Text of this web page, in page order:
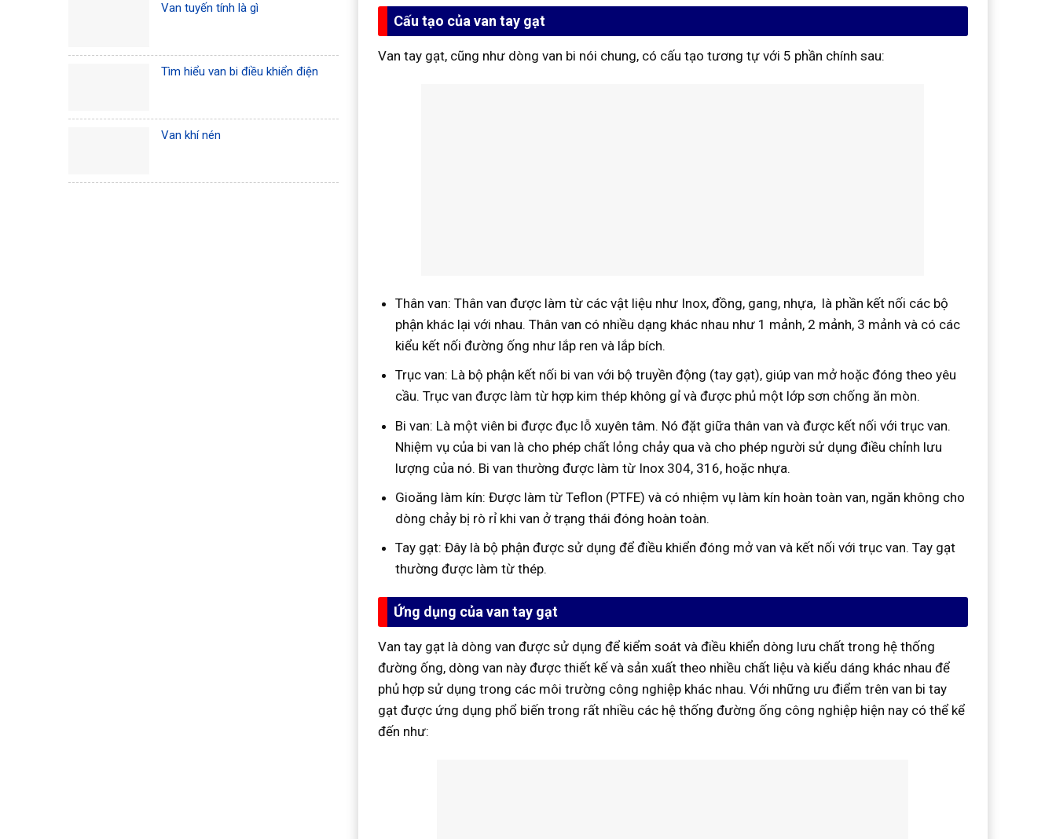
Van tuyến tính là gì
Tìm hiểu van bi điều khiển điện
Van khí nén
Cấu tạo của van tay gạt
Van tay gạt, cũng như dòng van bi nói chung, có cấu tạo tương tự với 5 phần chính sau:
Thân van: Thân van được làm từ các vật liệu như Inox, đồng, gang, nhựa, là phần kết nối các bộ
phận khác lại với nhau. Thân van có nhiều dạng khác nhau như 1 mảnh, 2 mảnh, 3 mảnh và có các
kiểu kết nối đường ống như lắp ren và lắp bích.
Trục van: Là bộ phận kết nối bi van với bộ truyền động (tay gạt), giúp van mở hoặc đóng theo yêu
cầu. Trục van được làm từ hợp kim thép không gỉ và được phủ một lớp sơn chống ăn mòn.
Bi van: Là một viên bi được đục lỗ xuyên tâm. Nó đặt giữa thân van và được kết nối với trục van.
Nhiệm vụ của bi van là cho phép chất lỏng chảy qua và cho phép người sử dụng điều chỉnh lưu
lượng của nó. Bi van thường được làm từ Inox 304, 316, hoặc nhựa.
Gioăng làm kín: Được làm từ Teflon (PTFE) và có nhiệm vụ làm kín hoàn toàn van, ngăn không cho
dòng chảy bị rò rỉ khi van ở trạng thái đóng hoàn toàn.
Tay gạt: Đây là bộ phận được sử dụng để điều khiển đóng mở van và kết nối với trục van. Tay gạt
thường được làm từ thép.
Ứng dụng của van tay gạt
Van tay gạt là dòng van được sử dụng để kiểm soát và điều khiển dòng lưu chất trong hệ thống
đường ống, dòng van này được thiết kế và sản xuất theo nhiều chất liệu và kiểu dáng khác nhau để
phủ hợp sử dụng trong các môi trường công nghiệp khác nhau. Với những ưu điểm trên van bi tay
gạt được ứng dụng phổ biến trong rất nhiều các hệ thống đường ống công nghiệp hiện nay có thể kể
đến như: